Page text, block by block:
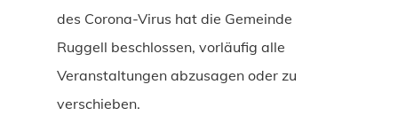
des Corona-Virus hat die Gemeinde
Ruggell beschlossen, vorläufig alle
Veranstaltungen abzusagen oder zu
verschieben.